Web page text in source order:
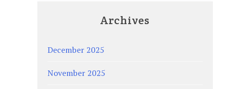
Archives
December 2025
November 2025